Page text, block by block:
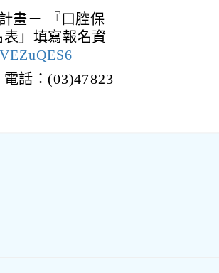
畫－ 『口腔保
」填寫報名資
話：(03)47823